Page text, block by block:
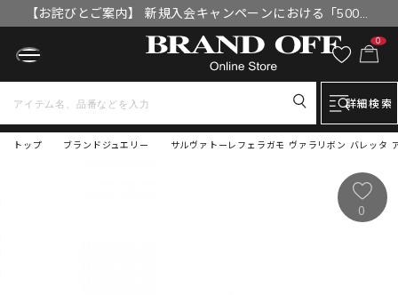
【お詫びとご案内】 新規入会キャンペーンにおける「500円
OFFクーポン」付与漏れと補填について
0
詳細検索
トップ サルヴァトーレフェラガモ ヴァラリボン バレッ
ブランドジュエリー
0